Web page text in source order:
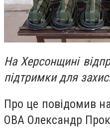
На Херсонщині
підтримки для
Про це повідомив
ОВА Олександр